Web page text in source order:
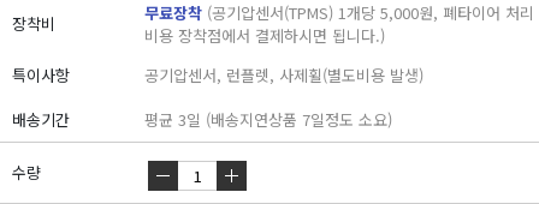
장착비 무료장착 (공기압센서(TPMS) 1개당 5,000원, 폐타이어 처리
비용 장착점에서 결제하시면 됩니다.)
특이사항
공기압센서, 런플렛, 사제휠(별도비용 발생)
배송기간
평균 3일 (배송지연상품 7일정도 소요)
수량